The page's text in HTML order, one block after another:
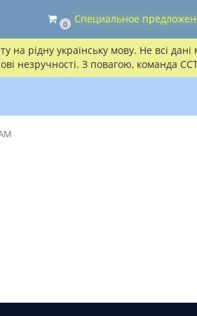
рідну українську мову. Не всі
незручності. З повагою, команда
0 Специальное